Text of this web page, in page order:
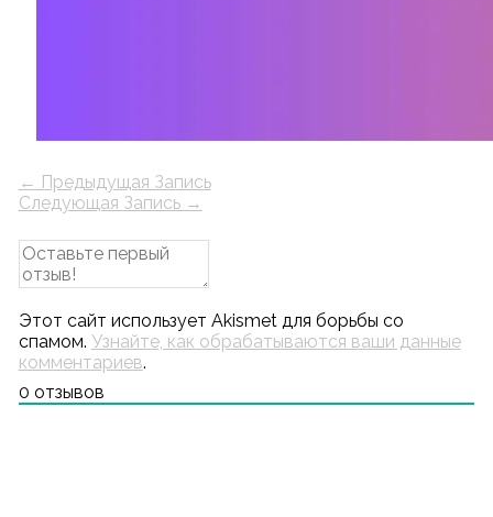
← Предыдущая Запись
Следующая Запись →
Этот сайт использует Akismet для борьбы со
спамом. Узнайте, как обрабатываются ваши данные
комментариев.
0 отзывов